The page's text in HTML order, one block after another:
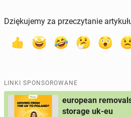
Dziękujemy za przeczytanie
LINKI SPONSOROWANE
european
storage uk-eu